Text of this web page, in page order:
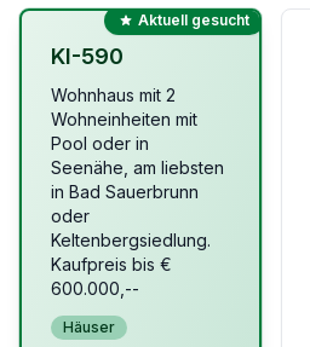
Aktuell gesucht
KI-590
Wohnhaus mit 2
Wohneinheiten mit
Pool oder in
Seenähe, am liebsten
in Bad Sauerbrunn
oder
Keltenbergsiedlung.
Kaufpreis bis €
600.000,--
Häuser